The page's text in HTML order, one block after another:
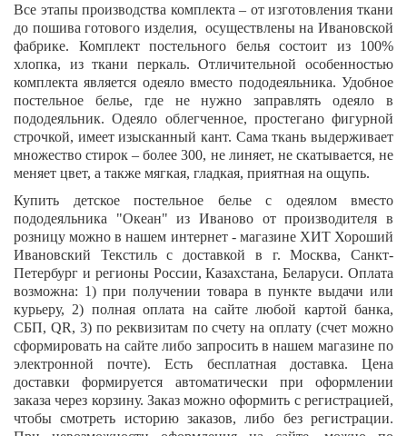
Все этапы производства комплекта – от изготовления ткани
до пошива готового изделия, осуществлены на Ивановской
фабрике. Комплект постельного белья состоит из 100%
хлопка, из ткани перкаль. Отличительной особенностью
комплекта является одеяло вместо пододеяльника. Удобное
постельное белье, где не нужно заправлять одеяло в
пододеяльник. Одеяло облегченное, простегано фигурной
строчкой, имеет изысканный кант. Сама ткань выдерживает
множество стирок – более 300, не линяет, не скатывается, не
меняет цвет, а также мягкая, гладкая, приятная на ощупь.
Купить детское постельное белье с одеялом вместо
пододеяльника "Океан" из Иваново от производителя в
розницу можно в нашем интернет - магазине ХИТ Хороший
Ивановский Текстиль с доставкой в г. Москва, Санкт-
Петербург и регионы России, Казахстана, Беларуси. Оплата
возможна: 1) при получении товара в пункте выдачи или
курьеру, 2) полная оплата на сайте любой картой банка,
СБП, QR, 3) по реквизитам по счету на оплату (счет можно
сформировать на сайте либо запросить в нашем магазине по
электронной почте). Есть бесплатная доставка. Цена
доставки формируется автоматически при оформлении
заказа через корзину. Заказ можно оформить с регистрацией,
чтобы смотреть историю заказов, либо без регистрации.